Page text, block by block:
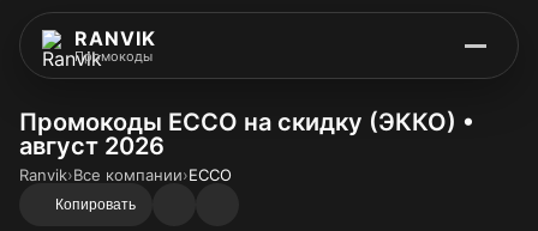
RANVIK
Промокоды
Промокоды ECCO на скидку (ЭККО) •
август 2026
Ranvik›Все компании›ECCO
Копировать